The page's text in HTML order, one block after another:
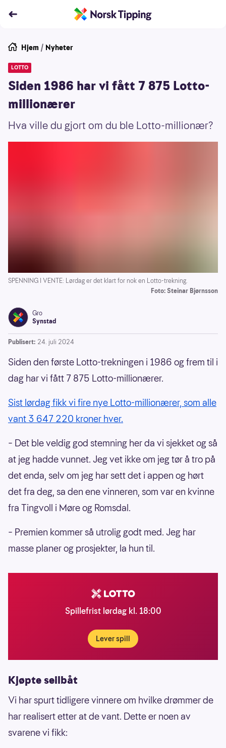
Hjem / Nyheter
LOTTO
Siden 1986 har vi fått 7 875 Lotto-
millionærer
Hva ville du gjort om du ble Lotto-millionær?
SPENNING I VENTE: Lørdag er det klart for nok en Lotto-trekning.
Foto: Steinar Bjørnsson
Gro
Synstad
Publisert: 24. juli 2024
Siden den første Lotto-trekningen i 1986 og frem til i
dag har vi fått 7 875 Lotto-millionærer.
Sist lørdag fikk vi fire nye Lotto-millionærer, som alle
vant 3 647 220 kroner hver.
– Det ble veldig god stemning her da vi sjekket og så
at jeg hadde vunnet. Jeg vet ikke om jeg tør å tro på
det enda, selv om jeg har sett det i appen og hørt
det fra deg, sa den ene vinneren, som var en kvinne
fra Tingvoll i Møre og Romsdal.
– Premien kommer så utrolig godt med. Jeg har
masse planer og prosjekter, la hun til.
Spillefrist lørdag kl. 18:00
Lever spill
Kjøpte seilbåt
Vi har spurt tidligere vinnere om hvilke drømmer de
har realisert etter at de vant. Dette er noen av
svarene vi fikk: